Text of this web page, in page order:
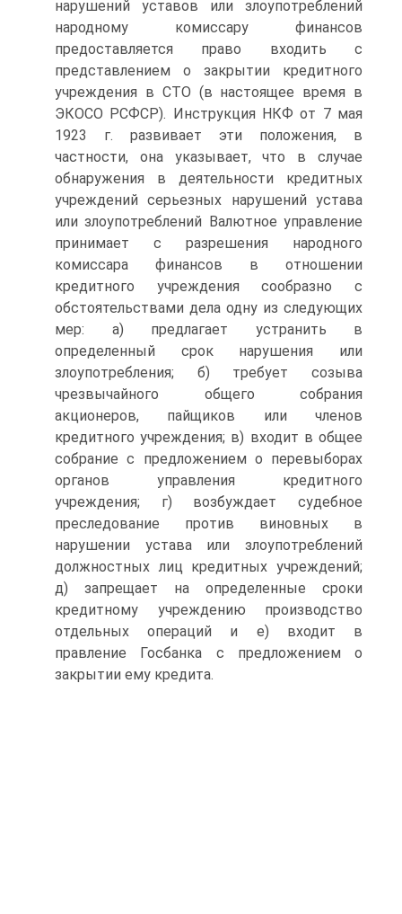
нарушений уставов или злоупотреблений
народному комиссару финансов
предоставляется право входить с
представлением о закрытии кредитного
учреждения в СТО (в настоящее время в
ЭКОСО РСФСР). Инструкция НКФ от 7 мая
1923 г. развивает эти положения, в
частности, она указывает, что в случае
обнаружения в деятельности кредитных
учреждений серьезных нарушений устава
или злоупотреблений Валютное управление
принимает с разрешения народного
комиссара финансов в отношении
кредитного учреждения сообразно с
обстоятельствами дела одну из следующих
мер: а) предлагает устранить в
определенный срок нарушения или
злоупотребления; б) требует созыва
чрезвычайного общего собрания
акционеров, пайщиков или членов
кредитного учреждения; в) входит в общее
собрание с предложением о перевыборах
органов управления кредитного
учреждения; г) возбуждает судебное
преследование против виновных в
нарушении устава или злоупотреблений
должностных лиц кредитных учреждений;
д) запрещает на определенные сроки
кредитному учреждению производство
отдельных операций и е) входит в
правление Госбанка с предложением о
закрытии ему кредита.